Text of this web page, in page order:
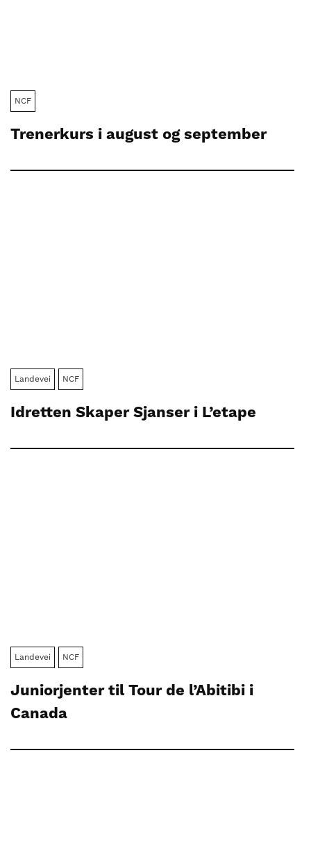
NCF
Trenerkurs i august og september
Landevei NCF
Idretten Skaper Sjanser i L’etape
Landevei NCF
Juniorjenter til Tour de l’Abitibi i
Canada